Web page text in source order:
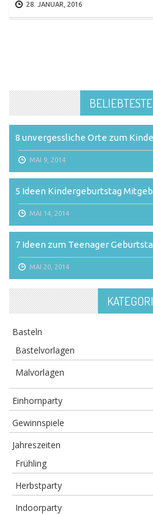
28. JANUAR, 2016
8 unvergessliche Orte zum
MAI 9, 2014
5 Ideen Kindergeburtstag
MAI 14, 2014
7 Ideen zum Teenager
MAI 20, 2014
Basteln
Bastelvorlagen
Malvorlagen
Einhornparty
Gewinnspiele
Jahreszeiten
Frühling
Herbstparty
Indoorparty